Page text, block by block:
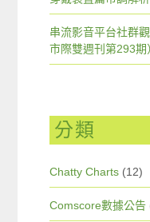
串流影音平台社群
市際雙週刊第293期
分類
Chatty Charts (12)
Comscore數據公告